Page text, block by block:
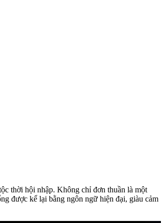
thời hội nhập. Không chỉ đơn thuần là một
được kể lại bằng ngôn ngữ hiện đại, giàu cảm